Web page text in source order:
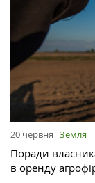
20 червня Земля
Поради
в оренду